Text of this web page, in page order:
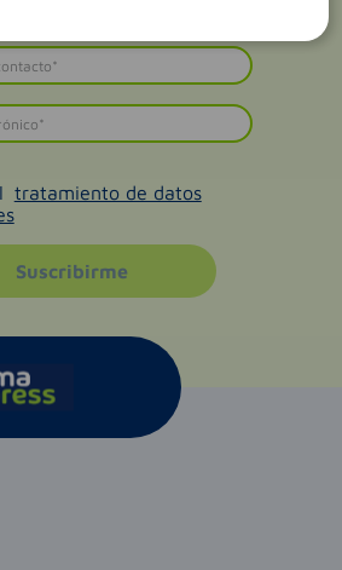
tratamiento de datos
Suscribirme